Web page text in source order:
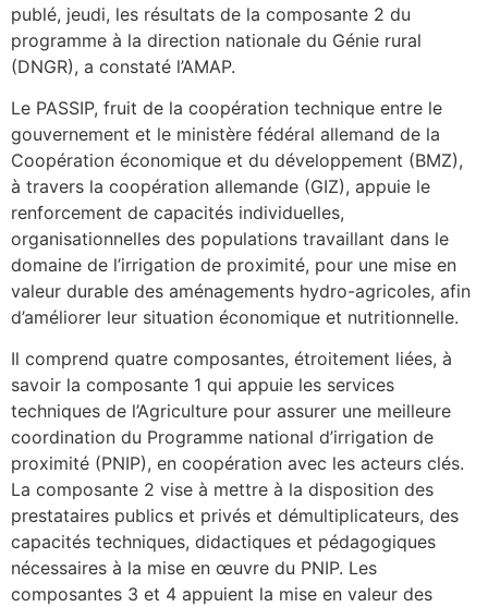
publé, jeudi, les résultats de la composante 2 du
programme à la direction nationale du Génie rural
(DNGR), a constaté l’AMAP.
Le PASSIP, fruit de la coopération technique entre le
gouvernement et le ministère fédéral allemand de la
Coopération économique et du développement (BMZ),
à travers la coopération allemande (GIZ), appuie le
renforcement de capacités individuelles,
organisationnelles des populations travaillant dans le
domaine de l’irrigation de proximité, pour une mise en
valeur durable des aménagements hydro-agricoles, afin
d’améliorer leur situation économique et nutritionnelle.
Il comprend quatre composantes, étroitement liées, à
savoir la composante 1 qui appuie les services
techniques de l’Agriculture pour assurer une meilleure
coordination du Programme national d’irrigation de
proximité (PNIP), en coopération avec les acteurs clés.
La composante 2 vise à mettre à la disposition des
prestataires publics et privés et démultiplicateurs, des
capacités techniques, didactiques et pédagogiques
nécessaires à la mise en œuvre du PNIP. Les
composantes 3 et 4 appuient la mise en valeur des